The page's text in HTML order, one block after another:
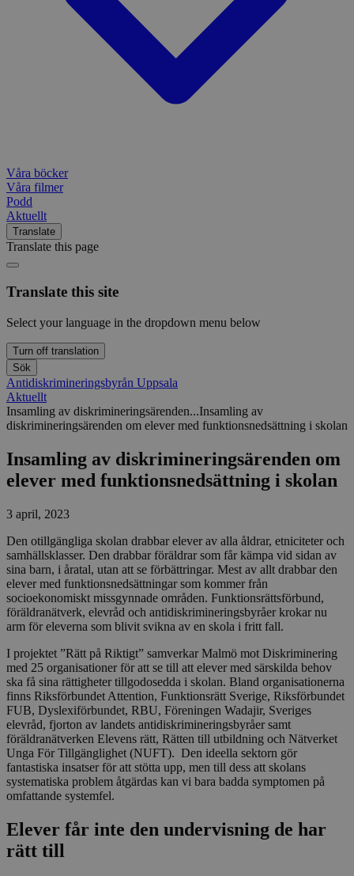
Våra böcker
Våra filmer
Podd
Aktuellt
Translate
Translate this page
Translate this site
Select your language in the dropdown menu below
Turn off translation
Sök
Antidiskrimineringsbyrån Uppsala
Aktuellt
Insamling av diskrimineringsärenden...Insamling av
diskrimineringsärenden om elever med funktionsnedsättning i skolan
Insamling av diskrimineringsärenden om
elever med funktionsnedsättning i skolan
3 april, 2023
Den otillgängliga skolan drabbar elever av alla åldrar, etniciteter och
samhällsklasser. Den drabbar föräldrar som får kämpa vid sidan av
sina barn, i åratal, utan att se förbättringar. Mest av allt drabbar den
elever med funktionsnedsättningar som kommer från
socioekonomiskt missgynnade områden. Funktionsrättsförbund,
föräldranätverk, elevråd och antidiskrimineringsbyråer krokar nu
arm för eleverna som blivit svikna av en skola i fritt fall.
I projektet ”Rätt på Riktigt” samverkar Malmö mot Diskriminering
med 25 organisationer för att se till att elever med särskilda behov
ska få sina rättigheter tillgodosedda i skolan. Bland organisationerna
finns Riksförbundet Attention, Funktionsrätt Sverige, Riksförbundet
FUB, Dyslexiförbundet, RBU, Föreningen Wadajir, Sveriges
elevråd, fjorton av landets antidiskrimineringsbyråer samt
föräldranätverken Elevens rätt, Rätten till utbildning och Nätverket
Unga För Tillgänglighet (NUFT). Den ideella sektorn gör
fantastiska insatser för att stötta upp, men till dess att skolans
systematiska problem åtgärdas kan vi bara badda symptomen på
omfattande systemfel.
Elever får inte den undervisning de har
rätt till